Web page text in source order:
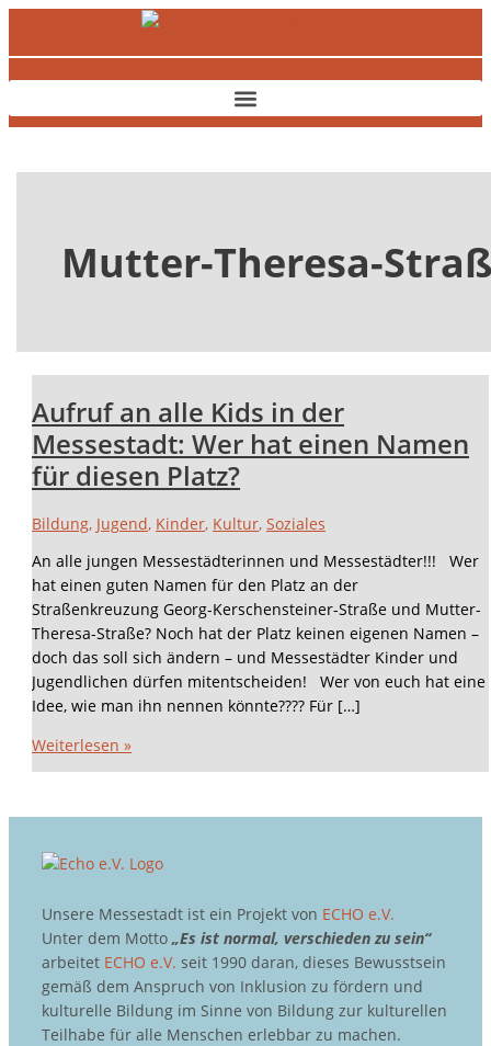
Zum
springen
Mutter-Theresa-
Aufruf an alle Kids in der
Messestadt: Wer hat einen Namen
für diesen Platz?
Bildung, Jugend, Kinder, Kultur,Soziales
An alle jungen Messestädterinnen und Messestädter!!! Wer
hat einen guten Namen für den Platz an der
Straßenkreuzung Georg-Kerschensteiner-Straße und Mutter-
Theresa-Straße? Noch hat der Platz keinen eigenen Namen –
doch das soll sich ändern – und Messestädter Kinder und
Jugendlichen dürfen mitentscheiden! Wer von euch hat eine
Idee, wie man ihn nennen könnte???? Für […]
Aufruf
alle
Kids
der
Wer
Namen
Weiterlesen »
Unsere Messestadt ist ein Projekt von ECHO e.V.
Unter dem Motto „Es ist normal, verschieden zu sein“
arbeitet ECHO e.V. seit 1990 daran, dieses Bewusstsein
gemäß dem Anspruch von Inklusion zu fördern und
kulturelle Bildung im Sinne von Bildung zur kulturellen
Teilhabe für alle Menschen erlebbar zu machen.